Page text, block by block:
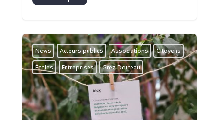
News Acteurs publics Associations
Citoyens
Écoles
Entreprises Grez-Doiceau